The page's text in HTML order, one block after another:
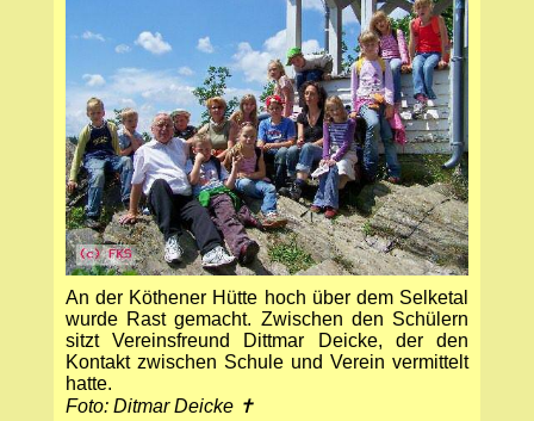
An der Köthener Hütte hoch über dem Selketal
wurde Rast gemacht. Zwischen den Schülern
sitzt Vereinsfreund Dittmar Deicke, der den
Kontakt zwischen Schule und Verein vermittelt
hatte.
Foto: Ditmar Deicke ✝